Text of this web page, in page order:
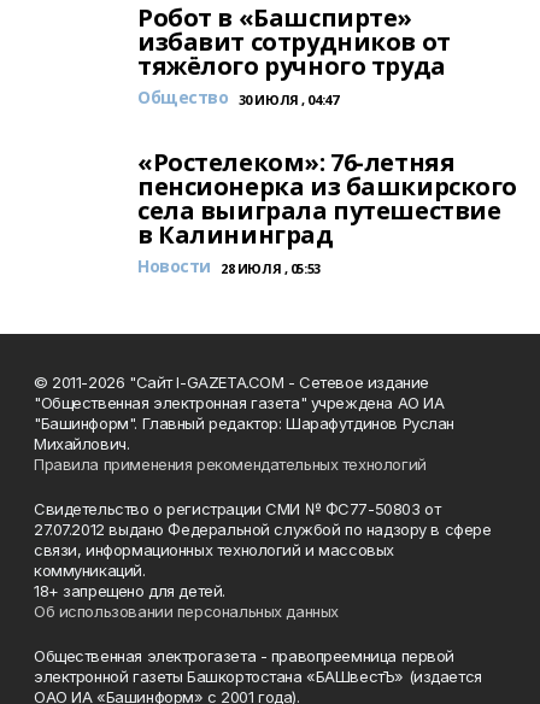
Робот в «Башспирте»
избавит сотрудников от
тяжёлого ручного труда
Общество 30 ИЮЛЯ , 04:47
«Ростелеком»: 76-летняя
пенсионерка из башкирского
села выиграла путешествие
в Калининград
Новости 28 ИЮЛЯ , 05:53
© 2011-2026 "Сайт I-GAZETA.COM - Сетевое издание
"Общественная электронная газета" учреждена АО ИА
"Башинформ". Главный редактор: Шарафутдинов Руслан
Михайлович.
Правила применения рекомендательных технологий
Свидетельство о регистрации СМИ № ФС77-50803 от
27.07.2012 выдано Федеральной службой по надзору в сфере
связи, информационных технологий и массовых
коммуникаций.
18+ запрещено для детей.
Об использовании персональных данных
Общественная электрогазета - правопреемница первой
электронной газеты Башкортостана «БАШвестЪ» (издается
ОАО ИА «Башинформ» с 2001 года).